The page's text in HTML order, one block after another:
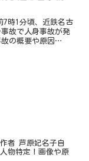
7時1分頃、近鉄名古
故で人身事故が発
の概要や原因
者 芦原妃名子自
物特定！画像や原